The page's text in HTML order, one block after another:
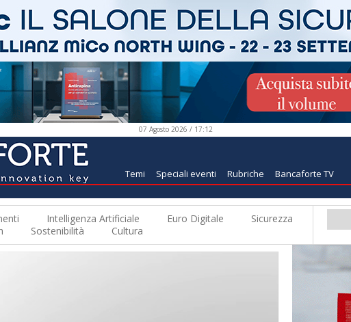
07 Agosto 2026 / 17:12
Temi Speciali eventi Rubriche Bancaforte TV
Intelligenza Artificiale Euro Digitale
Sicurezza
Sostenibilità Cultura